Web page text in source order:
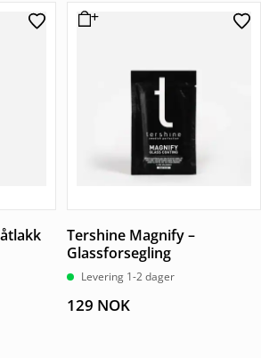
Tershine Magnify –
Glassforsegling
Levering 1-2 dager
129 NOK